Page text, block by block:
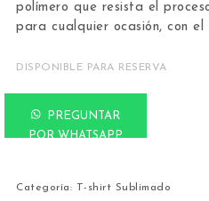
polímero que resista el
para cualquier ocasión, con
DISPONIBLE PARA RESERVA
PREGUNTAR
POR WHATSAPP
Categoría: T-shirt Sublimado